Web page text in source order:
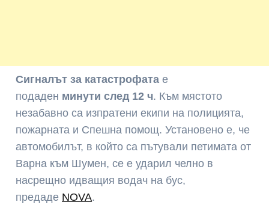
Сигналът за катастрофата е
подаден минути след 12 ч. Към мястото
незабавно са изпратени екипи на полицията,
пожарната и Спешна помощ. Установено е, че
автомобилът, в който са пътували петимата от
Варна към Шумен, се е ударил челно в
насрещно идващия водач на бус,
предаде NOVA.